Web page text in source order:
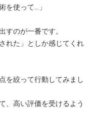
を使って…」
すのが一番です。
れた」としか感じてくれ
を絞って行動してみまし
、高い評価を受けるよう